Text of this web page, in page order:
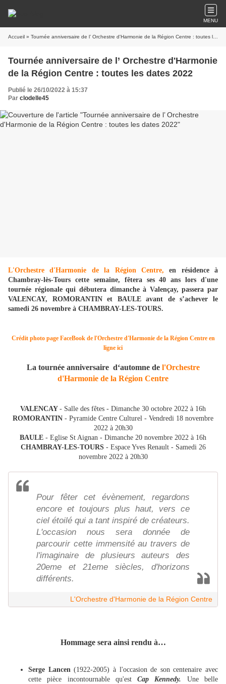
MENU
Accueil » Tournée anniversaire de l’ Orchestre d'Harmonie de la Région Centre : toutes les dates 2022
Tournée anniversaire de l’ Orchestre d'Harmonie
de la Région Centre : toutes les dates 2022
Publié le 26/10/2022 à 15:37
Par clodelle45
L'Orchestre d'Harmonie de la Région Centre, en résidence à
Chambray-lès-Tours cette semaine, fêtera ses 40 ans lors d'une
tournée régionale qui débutera dimanche à Valençay, passera par
VALENCAY, ROMORANTIN et BAULE avant de s’achever le
samedi 26 novembre à CHAMBRAY-LES-TOURS.
Crédit photo page FaceBook de l'Orchestre d'Harmonie de la Région Centre en
ligne ici
La tournée anniversaire d‘automne de l'Orchestre
d'Harmonie de la Région Centre
VALENCAY - Salle des fêtes - Dimanche 30 octobre 2022 à 16h
ROMORANTIN - Pyramide Centre Culturel - Vendredi 18 novembre
2022 à 20h30
BAULE - Eglise St Aignan - Dimanche 20 novembre 2022 à 16h
CHAMBRAY-LES-TOURS- Espace Yves Renault - Samedi 26
novembre 2022 à 20h30
Pour fêter cet évènement, regardons
encore et toujours plus haut, vers ce
ciel étoilé qui a tant inspiré de créateurs.
L'occasion nous sera donnée de
parcourir cette immensité au travers de
l'imaginaire de plusieurs auteurs des
20eme et 21eme siècles, d'horizons
différents.
L'Orchestre d'Harmonie de la Région Centre
Hommage sera ainsi rendu à…
Serge Lancen(1922-2005) à l'occasion de son centenaire avec
cette pièce incontournable qu'estCap Kennedy. Une belle